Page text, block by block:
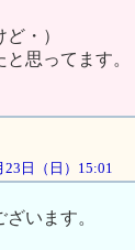
・）
思ってます。
23日（日）15:01
います。